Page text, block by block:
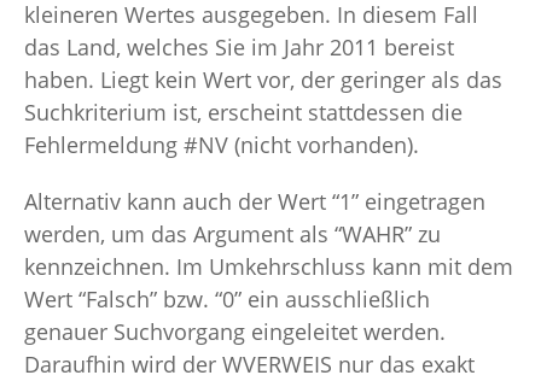
kleineren Wertes ausgegeben. In diesem Fall
das Land, welches Sie im Jahr 2011 bereist
haben. Liegt kein Wert vor, der geringer als das
Suchkriterium ist, erscheint stattdessen die
Fehlermeldung #NV (nicht vorhanden).
Alternativ kann auch der Wert “1” eingetragen
werden, um das Argument als “WAHR” zu
kennzeichnen. Im Umkehrschluss kann mit dem
Wert “Falsch” bzw. “0” ein ausschließlich
genauer Suchvorgang eingeleitet werden.
Daraufhin wird der WVERWEIS nur das exakt